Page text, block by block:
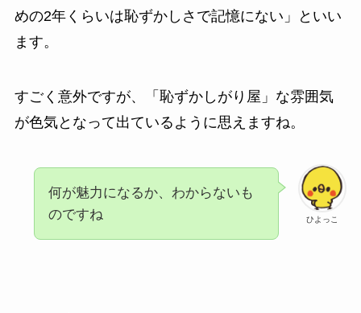
めの2年くらいは恥ずかしさで記憶にない」といい
ます。
すごく意外ですが、「恥ずかしがり屋」な雰囲気
が色気となって出ているように思えますね。
ひよっこ
何が魅力になるか、わからないも
のですね